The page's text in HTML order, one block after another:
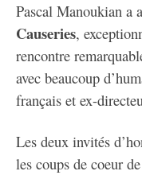
Pascal Manoukian a
Causeries,
rencontre
avec beaucoup
français et ex-
Les deux invités
les coups de coeur